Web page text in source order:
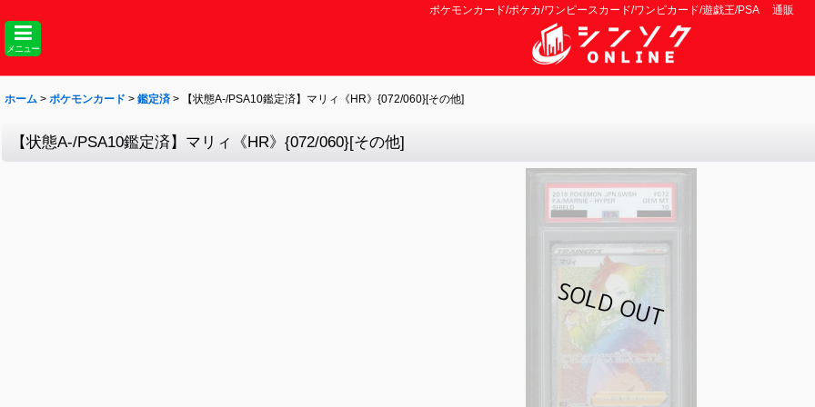
ポケモンカード/ポケカ/ワンピースカード/ワンピカード/遊戯王/PSA 通販
メニュー
ホーム > ポケモンカード > 鑑定済 > 【状態A-/PSA10鑑定済】マリィ《HR》{072/060}[その他]
【状態A-/PSA10鑑定済】マリィ《HR》{072/060}[その他]